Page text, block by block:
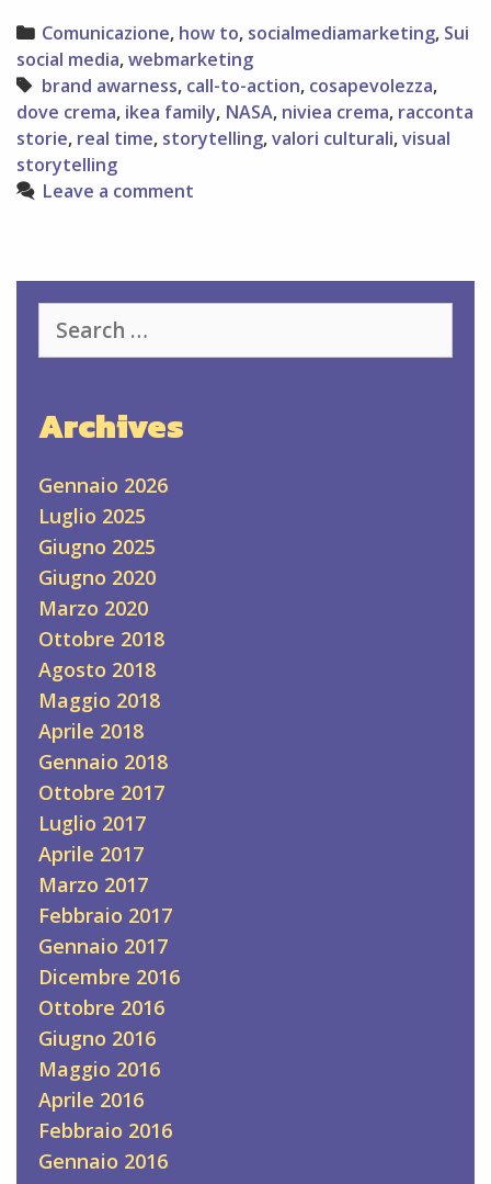
per
rinforzare
lo
storytelling
visuale
Categories
Comunicazione, how to, socialmediamarketing, Sui
social media,webmarketing
Tags
brand awarness, call-to-action, cosapevolezza,
dove crema, ikea family, NASA, niviea crema, racconta
storie, real time, storytelling,valori culturali,visual
storytelling
Leave a comment
for:
Archives
Gennaio 2026
Luglio 2025
Giugno 2025
Giugno 2020
Marzo 2020
Ottobre 2018
Agosto 2018
Maggio 2018
Aprile 2018
Gennaio 2018
Ottobre 2017
Luglio 2017
Aprile 2017
Marzo 2017
Febbraio 2017
Gennaio 2017
Dicembre 2016
Ottobre 2016
Giugno 2016
Maggio 2016
Aprile 2016
Febbraio 2016
Gennaio 2016